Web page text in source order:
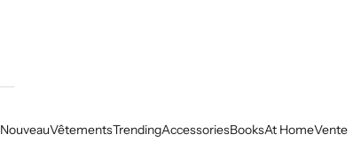
NouveauVêtementsTrendingAccessoriesBooksAt HomeVente